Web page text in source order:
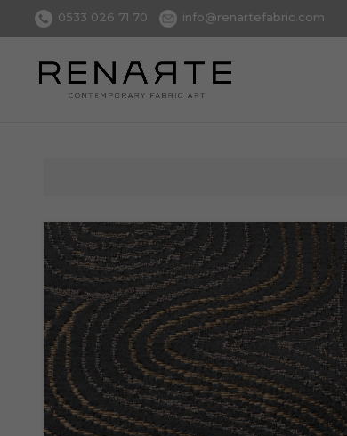
0533 026 71 70 info@renartefabric.com